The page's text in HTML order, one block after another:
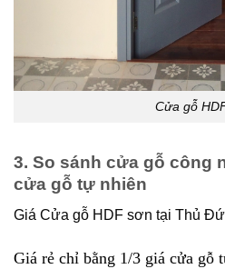
Cửa gỗ
3. So sánh cửa gỗ công
cửa gỗ tự nhiên
Giá Cửa gỗ HDF sơn tại Thủ
Giá rẻ chỉ bằng 1/3 giá cửa gỗ